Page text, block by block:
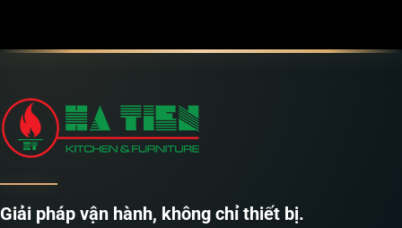
Giải pháp vận hành, không chỉ thiết bị.